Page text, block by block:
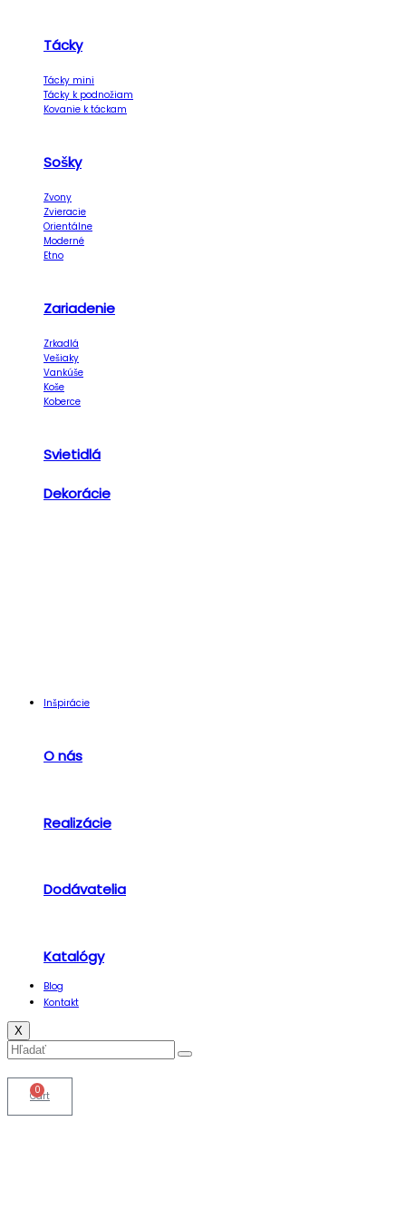
Tácky
Tácky mini
Tácky k podnožiam
Kovanie k táckam
Sošky
Zvony
Zvieracie
Orientálne
Moderné
Etno
Zariadenie
Zrkadlá
Vešiaky
Vankúše
Koše
Koberce
Svietidlá
Dekorácie
Inšpirácie
O nás
Realizácie
Dodávatelia
Katalógy
Blog
Kontakt
X
0
Cart